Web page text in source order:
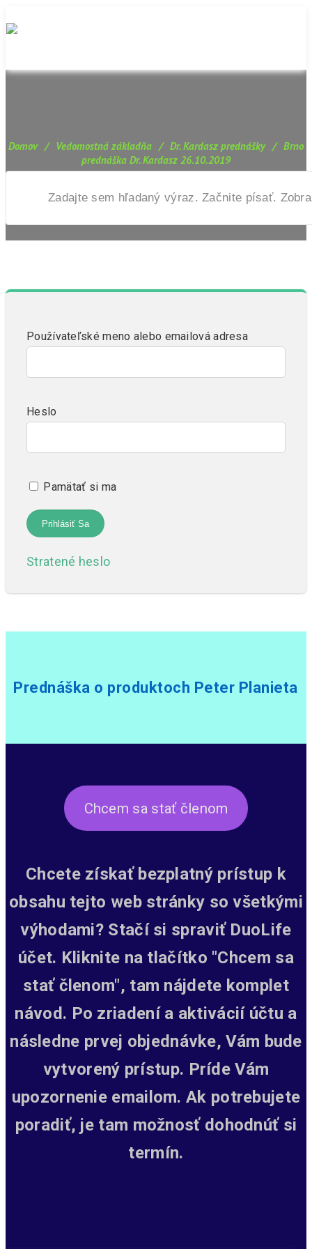
Domov / Vedomostná základňa / Dr. Kardasz prednášky / Brno
prednáška Dr. Kardasz 26.10.2019
Používateľské meno alebo emailová adresa
Heslo
Pamätať si ma
Stratené heslo
Prednáška o produktoch Peter Planieta
Chcem sa stať členom
Chcete získať bezplatný prístup k
obsahu tejto web stránky so všetkými
výhodami? Stačí si spraviť DuoLife
účet. Kliknite na tlačítko "Chcem sa
stať členom", tam nájdete komplet
návod. Po zriadení a aktivácií účtu a
následne prvej objednávke, Vám bude
vytvorený prístup. Príde Vám
upozornenie emailom. Ak potrebujete
poradiť, je tam možnosť dohodnúť si
termín.